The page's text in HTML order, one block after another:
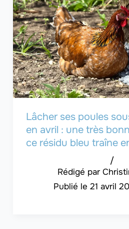
Lâcher ses poules
en avril : une très
ce résidu bleu traîne
/
21 avril